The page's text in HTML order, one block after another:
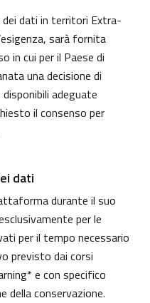
dati in territori Extra-
sarà fornita
in cui per il Paese di
una decisione di
adeguate
il consenso per
dati
durante il suo
per le
per il tempo necessario
previsto dai corsi
e con specifico
della conservazione.